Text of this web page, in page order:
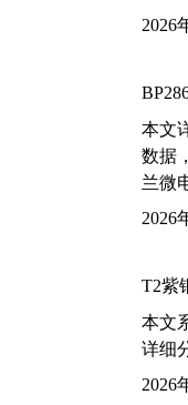
2026
本文
数据
兰微
2026
T2紫
本文
详细
2026